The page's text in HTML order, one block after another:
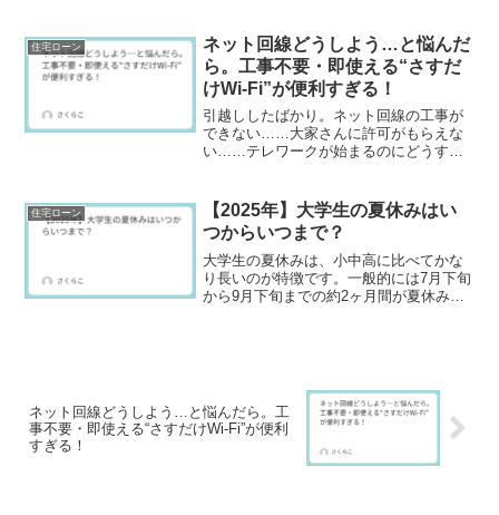
ノートパソコンをご紹介します。✅
MacBoo...
住宅ローン
ネット回線どうしよう…と悩んだ
ら。工事不要・即使える“さすだ
けWi-Fi”が便利すぎる！
引越ししたばかり。ネット回線の工事が
できない……大家さんに許可がもらえな
い……テレワークが始まるのにどうすれ
て、工事NG or 立ち会い不可な人にとっ
ては死活問題。そ...
住宅ローン
【2025年】大学生の夏休みはい
つからいつまで？
大学生の夏休みは、小中高に比べてかな
り長いのが特徴です。一般的には7月下旬
から9月下旬までの約2ヶ月間が夏休みに
ネット回線どうしよう…と悩んだら。工
事不要・即使える“さすだけWi-Fi”が便利
すぎる！